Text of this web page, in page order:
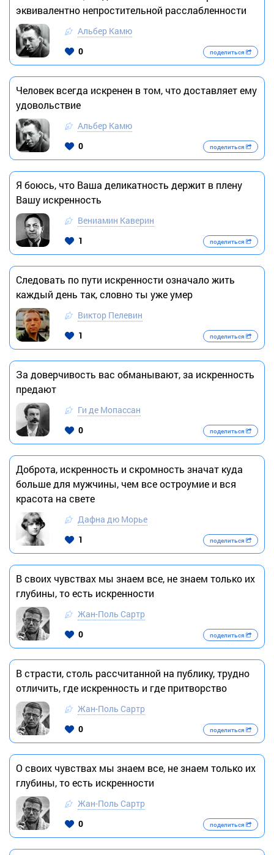
эквивалентно непростительной расслабленности
Альбер Камю
0
поделиться
Человек всегда искренен в том, что доставляет ему
удовольствие
Альбер Камю
0
поделиться
Я боюсь, что Ваша деликатность держит в плену
Вашу искренность
Вениамин Каверин
1
поделиться
Следовать по пути искренности означало жить
каждый день так, словно ты уже умер
Виктор Пелевин
1
поделиться
За доверчивость вас обманывают, за искренность
предают
Ги де Мопассан
0
поделиться
Доброта, искренность и скромность значат куда
больше для мужчины, чем все остроумие и вся
красота на свете
Дафна дю Морье
1
поделиться
В своих чувствах мы знаем все, не знаем только их
глубины, то есть искренности
Жан-Поль Сартр
0
поделиться
В страсти, столь рассчитанной на публику, трудно
отличить, где искренность и где притворство
Жан-Поль Сартр
0
поделиться
О своих чувствах мы знаем все, не знаем только их
глубины, то есть искренности
Жан-Поль Сартр
0
поделиться